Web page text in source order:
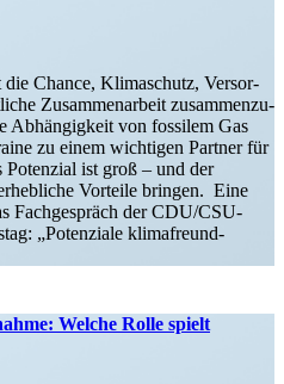
Chance, Klima­schutz, Versor­
Zusam­men­arbeit zusam­men­zu­
Abhän­gigkeit von fossilem Gas
zu einem wichtigen Partner für
Potenzial ist groß – und der
Vorteile bringen. Eine
Fachge­spräch der CDU/CSU-
„Poten­ziale klima­freund­
Welche Rolle spielt